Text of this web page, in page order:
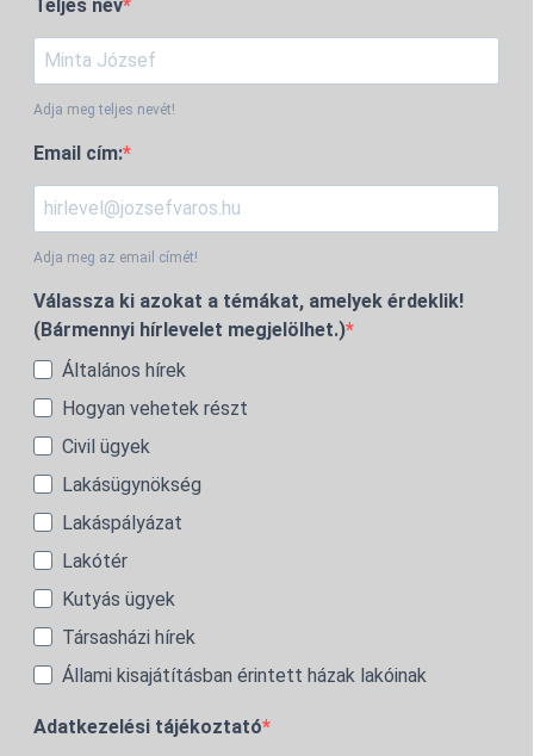
Teljes név
Adja meg teljes nevét!
Email cím:
Adja meg az email címét!
Válassza ki azokat a témákat, amelyek érdeklik!
(Bármennyi hírlevelet megjelölhet.)
Általános hírek
Hogyan vehetek részt
Civil ügyek
Lakásügynökség
Lakáspályázat
Lakótér
Kutyás ügyek
Társasházi hírek
Állami kisajátításban érintett házak lakóinak
Adatkezelési tájékoztató